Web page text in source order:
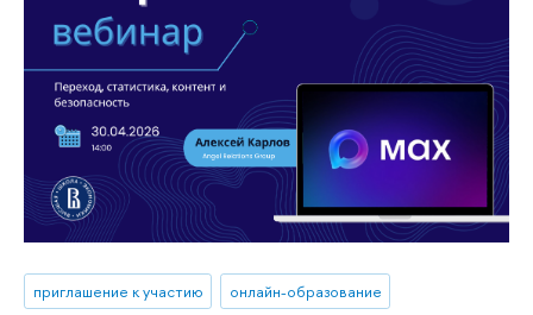
приглашение к участию онлайн-образование